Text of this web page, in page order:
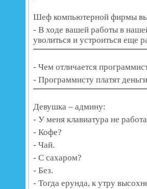
Шеф компьютерной фирмы
- В ходе вашей работы в
уволиться и устроиться еще
- Чем отличается
- Программисту платят
Девушка – админу:
- У меня клавиатура не
- Кофе?
- Чай.
- С сахаром?
- Без.
- Тогда ерунда, к утру